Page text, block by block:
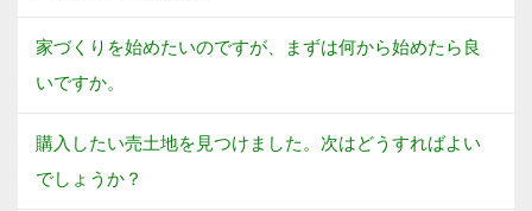
家づくりを始めたいのですが、まずは何から始めたら良
いですか。
購入したい売土地を見つけました。次はどうすればよい
でしょうか？